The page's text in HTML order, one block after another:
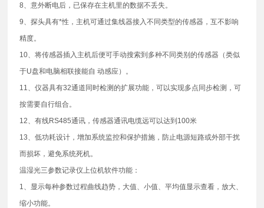
8、意外断电后，已保存在主机里的数据不丢失。
9、探头具有*性，主机可通过集线器接入不同类型的传感器，互不影响
精度。
10、将传感器插入主机后便可手动搜索到多种不同类别的传感器（类似
于U盘和电脑相联接能自 动感应）。
11、仪器具有32通道同时检测的扩展功能，可以实现多点同步检测，可
按需要自行组合。
12、有线RS485通讯，传感器通讯电缆远可以达到100米
13、低功耗设计，增加系统监控和保护措施，防止电源短路或外部干扰
而损坏，避免系统死机。
温湿光三参数记录仪上位机软件功能：
1、显示每种参数过程曲线趋势，大值、小值、平均值显示查看，放大、
缩小功能。